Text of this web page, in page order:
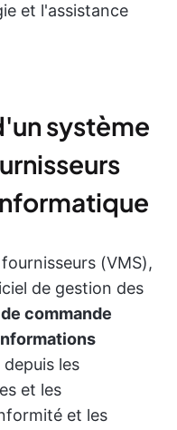
et l'assistance
système
(VMS),
de gestion des
commande
depuis les
et les
et les